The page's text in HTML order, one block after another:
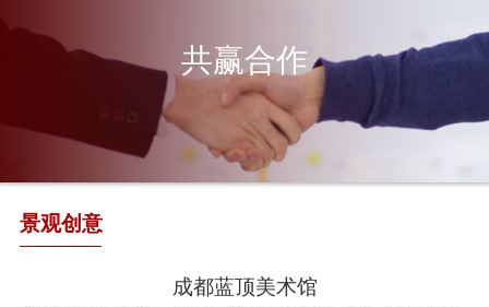
共赢合作
景观创意
成都蓝顶美术馆